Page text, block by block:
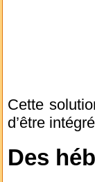
Cette
d’être
Des